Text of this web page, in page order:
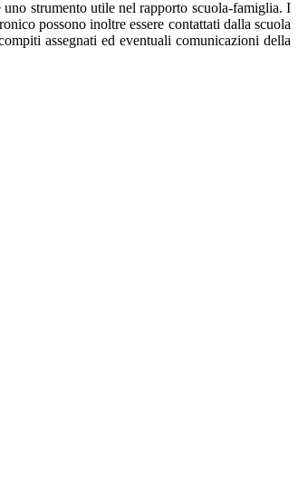
strumento utile nel rapporto scuola-famiglia. I
possono inoltre essere contattati dalla scuola
assegnati ed eventuali comunicazioni della